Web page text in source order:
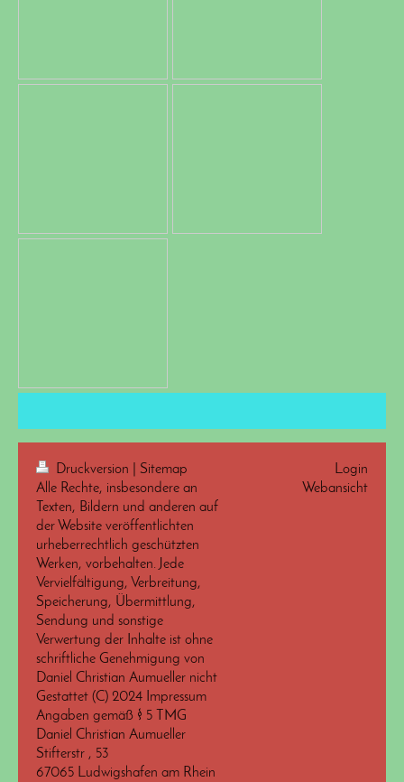
Druckversion
Sitemap
Alle Rechte, insbesondere an
Texten, Bildern und anderen auf
der Website veröffentlichten
urheberrechtlich geschützten
Werken, vorbehalten. Jede
Vervielfältigung, Verbreitung,
Speicherung, Übermittlung,
Sendung und sonstige
Verwertung der Inhalte ist ohne
schriftliche Genehmigung von
Daniel Christian Aumueller nicht
Gestattet (C) 2024 Impressum
Angaben gemäß § 5 TMG
Daniel Christian Aumueller
Stifterstr , 53
67065 Ludwigshafen am Rhein
Login
Webansicht